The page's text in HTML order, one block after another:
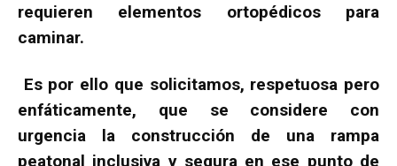
requieren elementos ortopédicos para
caminar.
Es por ello que solicitamos, respetuosa pero
enfáticamente, que se considere con
urgencia la construcción de una rampa
peatonal inclusiva y segura en ese punto de